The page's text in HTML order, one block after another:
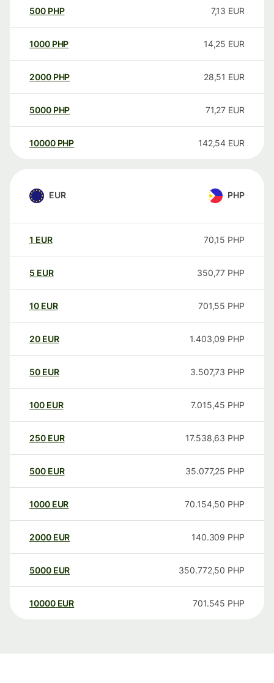
500 PHP 7,13 EUR
1000 PHP 14,25 EUR
2000 PHP 28,51 EUR
5000 PHP 71,27 EUR
10000 PHP 142,54 EUR
EUR PHP
1 EUR 70,15 PHP
5 EUR 350,77 PHP
10 EUR 701,55 PHP
20 EUR 1.403,09 PHP
50 EUR 3.507,73 PHP
100 EUR 7.015,45 PHP
250 EUR 17.538,63 PHP
500 EUR 35.077,25 PHP
1000 EUR 70.154,50 PHP
2000 EUR 140.309 PHP
5000 EUR 350.772,50 PHP
10000 EUR 701.545 PHP